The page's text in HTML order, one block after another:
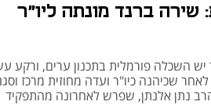
ברנד מונתה ליו"ר
השכלה פורמלית בתכנון ערים, ורקע
שכיהנה כיו"ר ועדה מחוזית מרכז
נתן אלנתן, שפרש לאחרונה מהתפקיד